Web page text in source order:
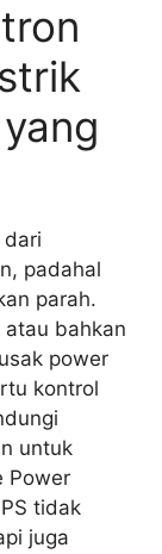
dari
padahal
parah.
bahkan
power
kontrol
untuk
Power
tidak
juga